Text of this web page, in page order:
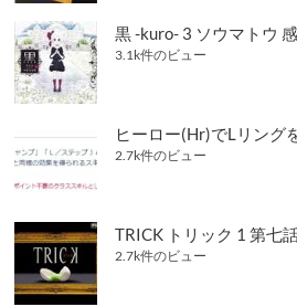
黒 -kuro- 3 ソウマトウ
3.1k件のビュー
ヒーロー(Hr)でLリング
2.7k件のビュー
TRICK トリック 1 第七
2.7k件のビュー